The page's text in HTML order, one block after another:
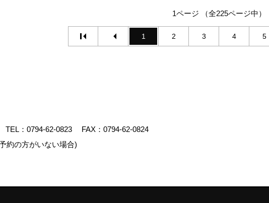
1ページ （全225ページ中）
1 2 3 4 5
TEL： 0794-62-0823
FAX：0794-62-0824
約の方がいない場合)